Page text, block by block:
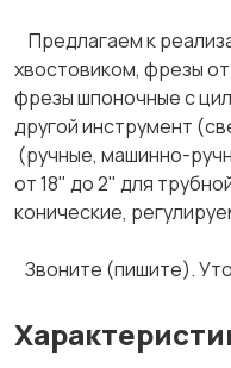
Предлагаем к
хвостовиком, фрезы
фрезы шпоночные с
другой инструмент
(ручные, машинно-
от 18" до 2" для
конические,
Звоните (пишите).